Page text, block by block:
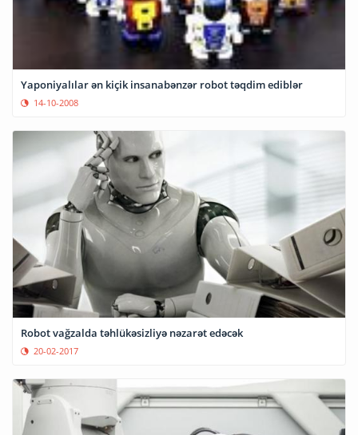
Yaponiyalılar ən kiçik insanabənzər robot təqdim ediblər
14-10-2008
Robot vağzalda təhlükəsizliyə nəzarət edəcək
20-02-2017